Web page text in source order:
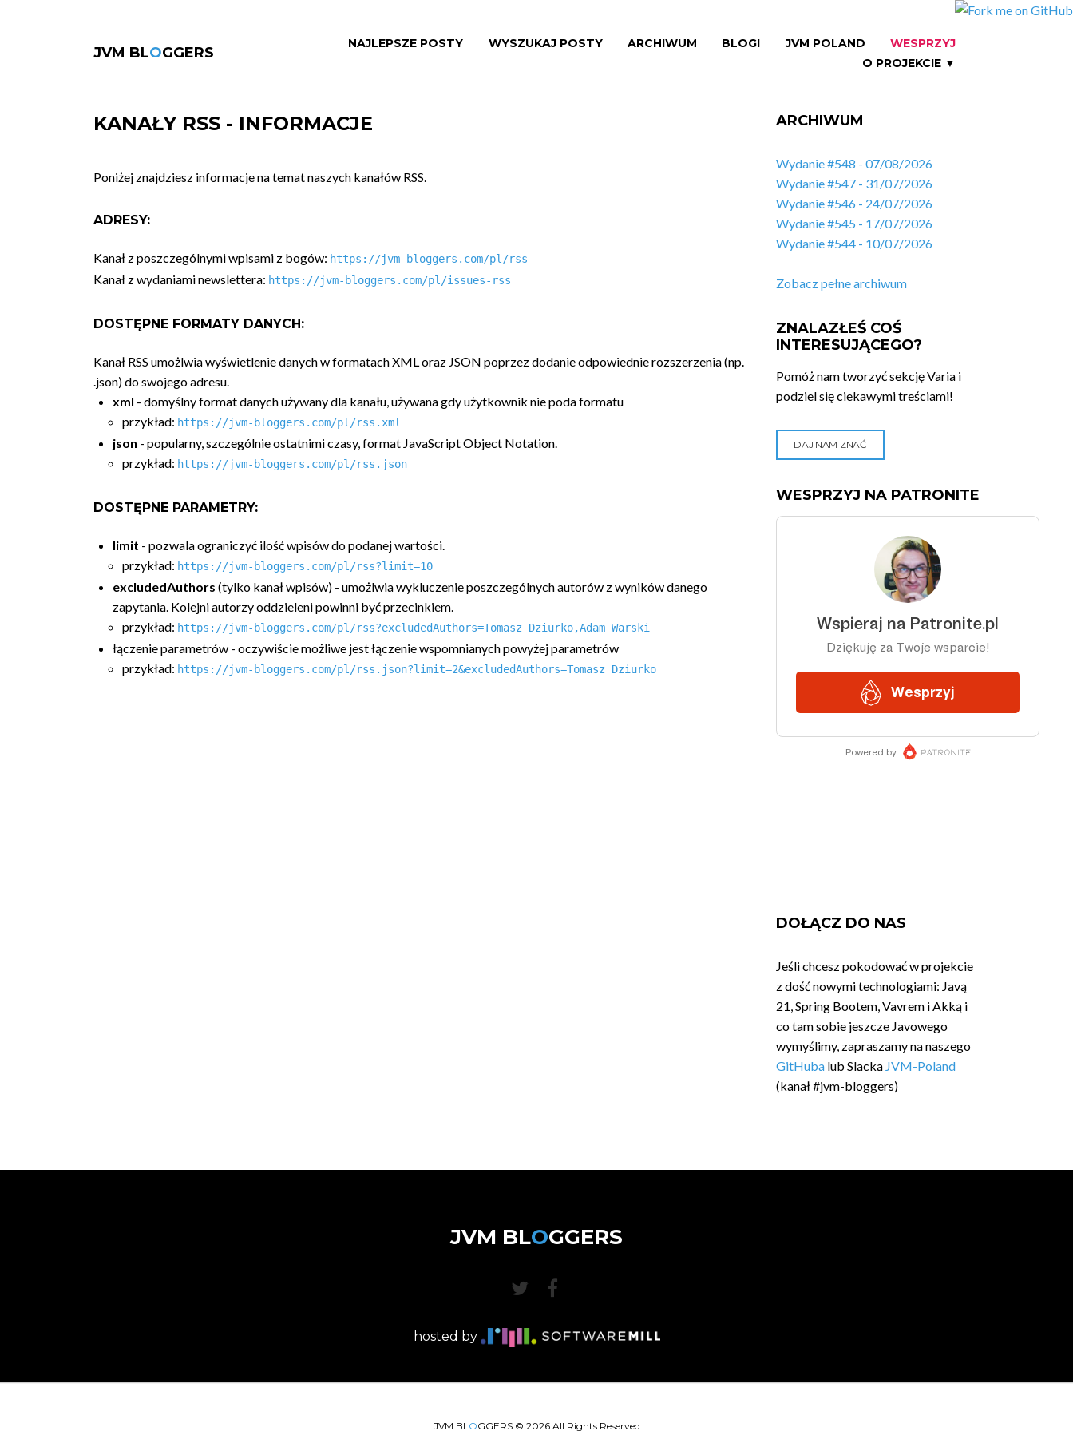
JVM BLOGGERS
NAJLEPSZE POSTY WYSZUKAJ POSTY ARCHIWUM BLOGI JVM POLAND
WESPRZYJ
O PROJEKCIE ▼
KANAŁY RSS - INFORMACJE
Poniżej znajdziesz informacje na temat naszych kanałów RSS.
ADRESY:
Kanał z poszczególnymi wpisami z bogów: https://jvm-bloggers.com/pl/rss
Kanał z wydaniami newslettera: https://jvm-bloggers.com/pl/issues-rss
DOSTĘPNE FORMATY DANYCH:
Kanał RSS umożlwia wyświetlenie danych w formatach XML oraz JSON poprzez dodanie odpowiednie rozszerzenia (np.
.json) do swojego adresu.
xml - domyślny format danych używany dla kanału, używana gdy użytkownik nie poda formatu
przykład: https://jvm-bloggers.com/pl/rss.xml
json - popularny, szczególnie ostatnimi czasy, format JavaScript Object Notation.
przykład: https://jvm-bloggers.com/pl/rss.json
DOSTĘPNE PARAMETRY:
limit - pozwala ograniczyć ilość wpisów do podanej wartości.
przykład: https://jvm-bloggers.com/pl/rss?limit=10
excludedAuthors (tylko kanał wpisów) - umożlwia wykluczenie poszczególnych autorów z wyników danego
zapytania. Kolejni autorzy oddzieleni powinni być przecinkiem.
przykład: https://jvm-bloggers.com/pl/rss?excludedAuthors=Tomasz Dziurko,Adam Warski
łączenie parametrów - oczywiście możliwe jest łączenie wspomnianych powyżej parametrów
przykład: https://jvm-bloggers.com/pl/rss.json?limit=2&excludedAuthors=Tomasz Dziurko
ARCHIWUM
Wydanie #548 - 07/08/2026
Wydanie #547 - 31/07/2026
Wydanie #546 - 24/07/2026
Wydanie #545 - 17/07/2026
Wydanie #544 - 10/07/2026
Zobacz pełne archiwum
ZNALAZŁEŚ COŚ
INTERESUJĄCEGO?
Pomóż nam tworzyć sekcję Varia i
podziel się ciekawymi treściami!
DAJ NAM ZNAĆ
WESPRZYJ NA PATRONITE
DOŁĄCZ DO NAS
Jeśli chcesz pokodować w projekcie
z dość nowymi technologiami: Javą
21, Spring Bootem, Vavrem i Akką i
co tam sobie jeszcze Javowego
wymyślimy, zapraszamy na naszego
GitHuba lub Slacka JVM-Poland
(kanał #jvm-bloggers)
JVM BLOGGERS
hosted by
JVM BLOGGERS © 2026All Rights Reserved